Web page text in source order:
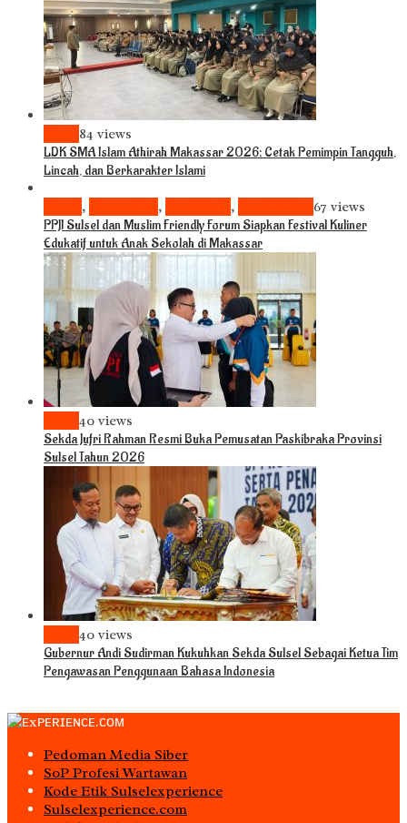
84 views
LDK SMA Islam Athirah Makassar 2026: Cetak Pemimpin Tangguh,
Lincah, dan Berkarakter Islami
, , , 67 views
PPJI Sulsel dan Muslim Friendly Forum Siapkan Festival Kuliner
Edukatif untuk Anak Sekolah di Makassar
40 views
Sekda Jufri Rahman Resmi Buka Pemusatan Paskibraka Provinsi
Sulsel Tahun 2026
40 views
Gubernur Andi Sudirman Kukuhkan Sekda Sulsel Sebagai Ketua Tim
Pengawasan Penggunaan Bahasa Indonesia
Pedoman Media Siber
S0P Profesi Wartawan
Kode Etik Sulselexperience
Sulselexperience.com